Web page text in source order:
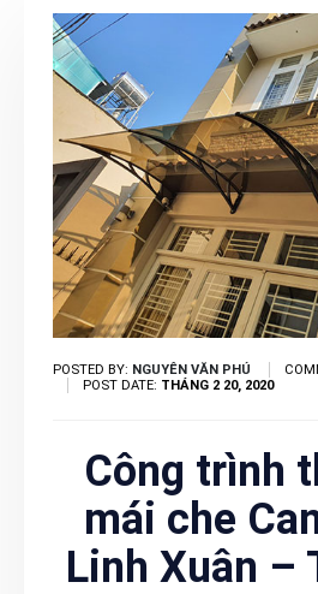
POSTED BY: NGUYÊN VĂN PHÚ
POST DATE: THÁNG 2 20, 2020
Công trình
mái che
Linh Xuân –